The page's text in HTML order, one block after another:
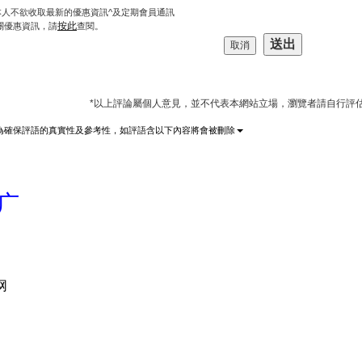
人不欲收取最新的優惠資訊^及定期會員通訊
優惠資訊，請按此查閱。
*以上評論屬個人意見，並不代表本網站立場，瀏覽者請自行評
確保評語的真實性及參考性，如評語含以下內容將會被刪除